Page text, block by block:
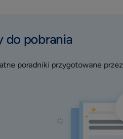
do pobrania
poradniki przygotowane przez